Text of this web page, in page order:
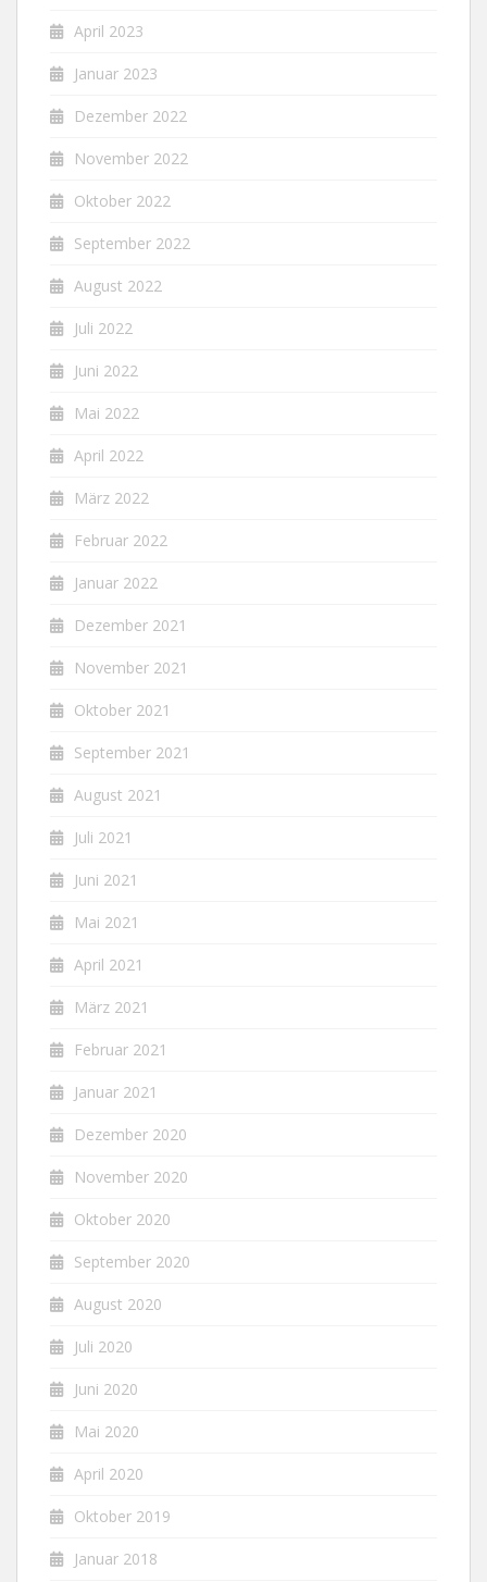
April 2023
Januar 2023
Dezember 2022
November 2022
Oktober 2022
September 2022
August 2022
Juli 2022
Juni 2022
Mai 2022
April 2022
März 2022
Februar 2022
Januar 2022
Dezember 2021
November 2021
Oktober 2021
September 2021
August 2021
Juli 2021
Juni 2021
Mai 2021
April 2021
März 2021
Februar 2021
Januar 2021
Dezember 2020
November 2020
Oktober 2020
September 2020
August 2020
Juli 2020
Juni 2020
Mai 2020
April 2020
Oktober 2019
Januar 2018